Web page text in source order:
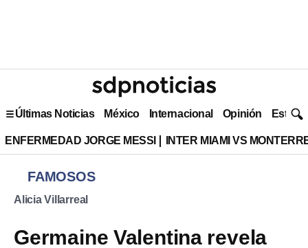
Últimas Noticias México Internacional Opinión Estilo
ENFERMEDAD JORGE MESSI INTER MIAMI VS
FAMOSOS
Alicia Villarreal
Germaine Valentina revela